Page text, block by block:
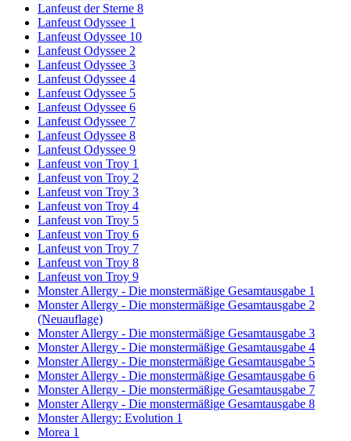
Lanfeust der Sterne 8
Lanfeust Odyssee 1
Lanfeust Odyssee 10
Lanfeust Odyssee 2
Lanfeust Odyssee 3
Lanfeust Odyssee 4
Lanfeust Odyssee 5
Lanfeust Odyssee 6
Lanfeust Odyssee 7
Lanfeust Odyssee 8
Lanfeust Odyssee 9
Lanfeust von Troy 1
Lanfeust von Troy 2
Lanfeust von Troy 3
Lanfeust von Troy 4
Lanfeust von Troy 5
Lanfeust von Troy 6
Lanfeust von Troy 7
Lanfeust von Troy 8
Lanfeust von Troy 9
Monster Allergy - Die monstermäßige Gesamtausgabe 1
Monster Allergy - Die monstermäßige Gesamtausgabe 2
(Neuauflage)
Monster Allergy - Die monstermäßige Gesamtausgabe 3
Monster Allergy - Die monstermäßige Gesamtausgabe 4
Monster Allergy - Die monstermäßige Gesamtausgabe 5
Monster Allergy - Die monstermäßige Gesamtausgabe 6
Monster Allergy - Die monstermäßige Gesamtausgabe 7
Monster Allergy - Die monstermäßige Gesamtausgabe 8
Monster Allergy: Evolution 1
Morea 1